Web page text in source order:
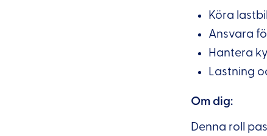
Köra
Ansvara
Hantera
Lastning
Om dig:
Denna roll